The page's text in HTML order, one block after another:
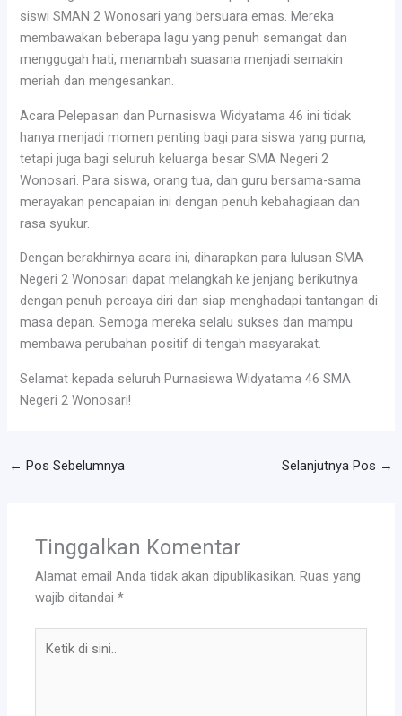
siswi SMAN 2 Wonosari yang bersuara emas. Mereka
membawakan beberapa lagu yang penuh semangat dan
menggugah hati, menambah suasana menjadi semakin
meriah dan mengesankan.
Acara Pelepasan dan Purnasiswa Widyatama 46 ini tidak
hanya menjadi momen penting bagi para siswa yang purna,
tetapi juga bagi seluruh keluarga besar SMA Negeri 2
Wonosari. Para siswa, orang tua, dan guru bersama-sama
merayakan pencapaian ini dengan penuh kebahagiaan dan
rasa syukur.
Dengan berakhirnya acara ini, diharapkan para lulusan SMA
Negeri 2 Wonosari dapat melangkah ke jenjang berikutnya
dengan penuh percaya diri dan siap menghadapi tantangan di
masa depan. Semoga mereka selalu sukses dan mampu
membawa perubahan positif di tengah masyarakat.
Selamat kepada seluruh Purnasiswa Widyatama 46 SMA
Negeri 2 Wonosari!
← Pos Sebelumnya Selanjutnya Pos →
Tinggalkan Komentar
Alamat email Anda tidak akan dipublikasikan. Ruas yang
wajib ditandai*